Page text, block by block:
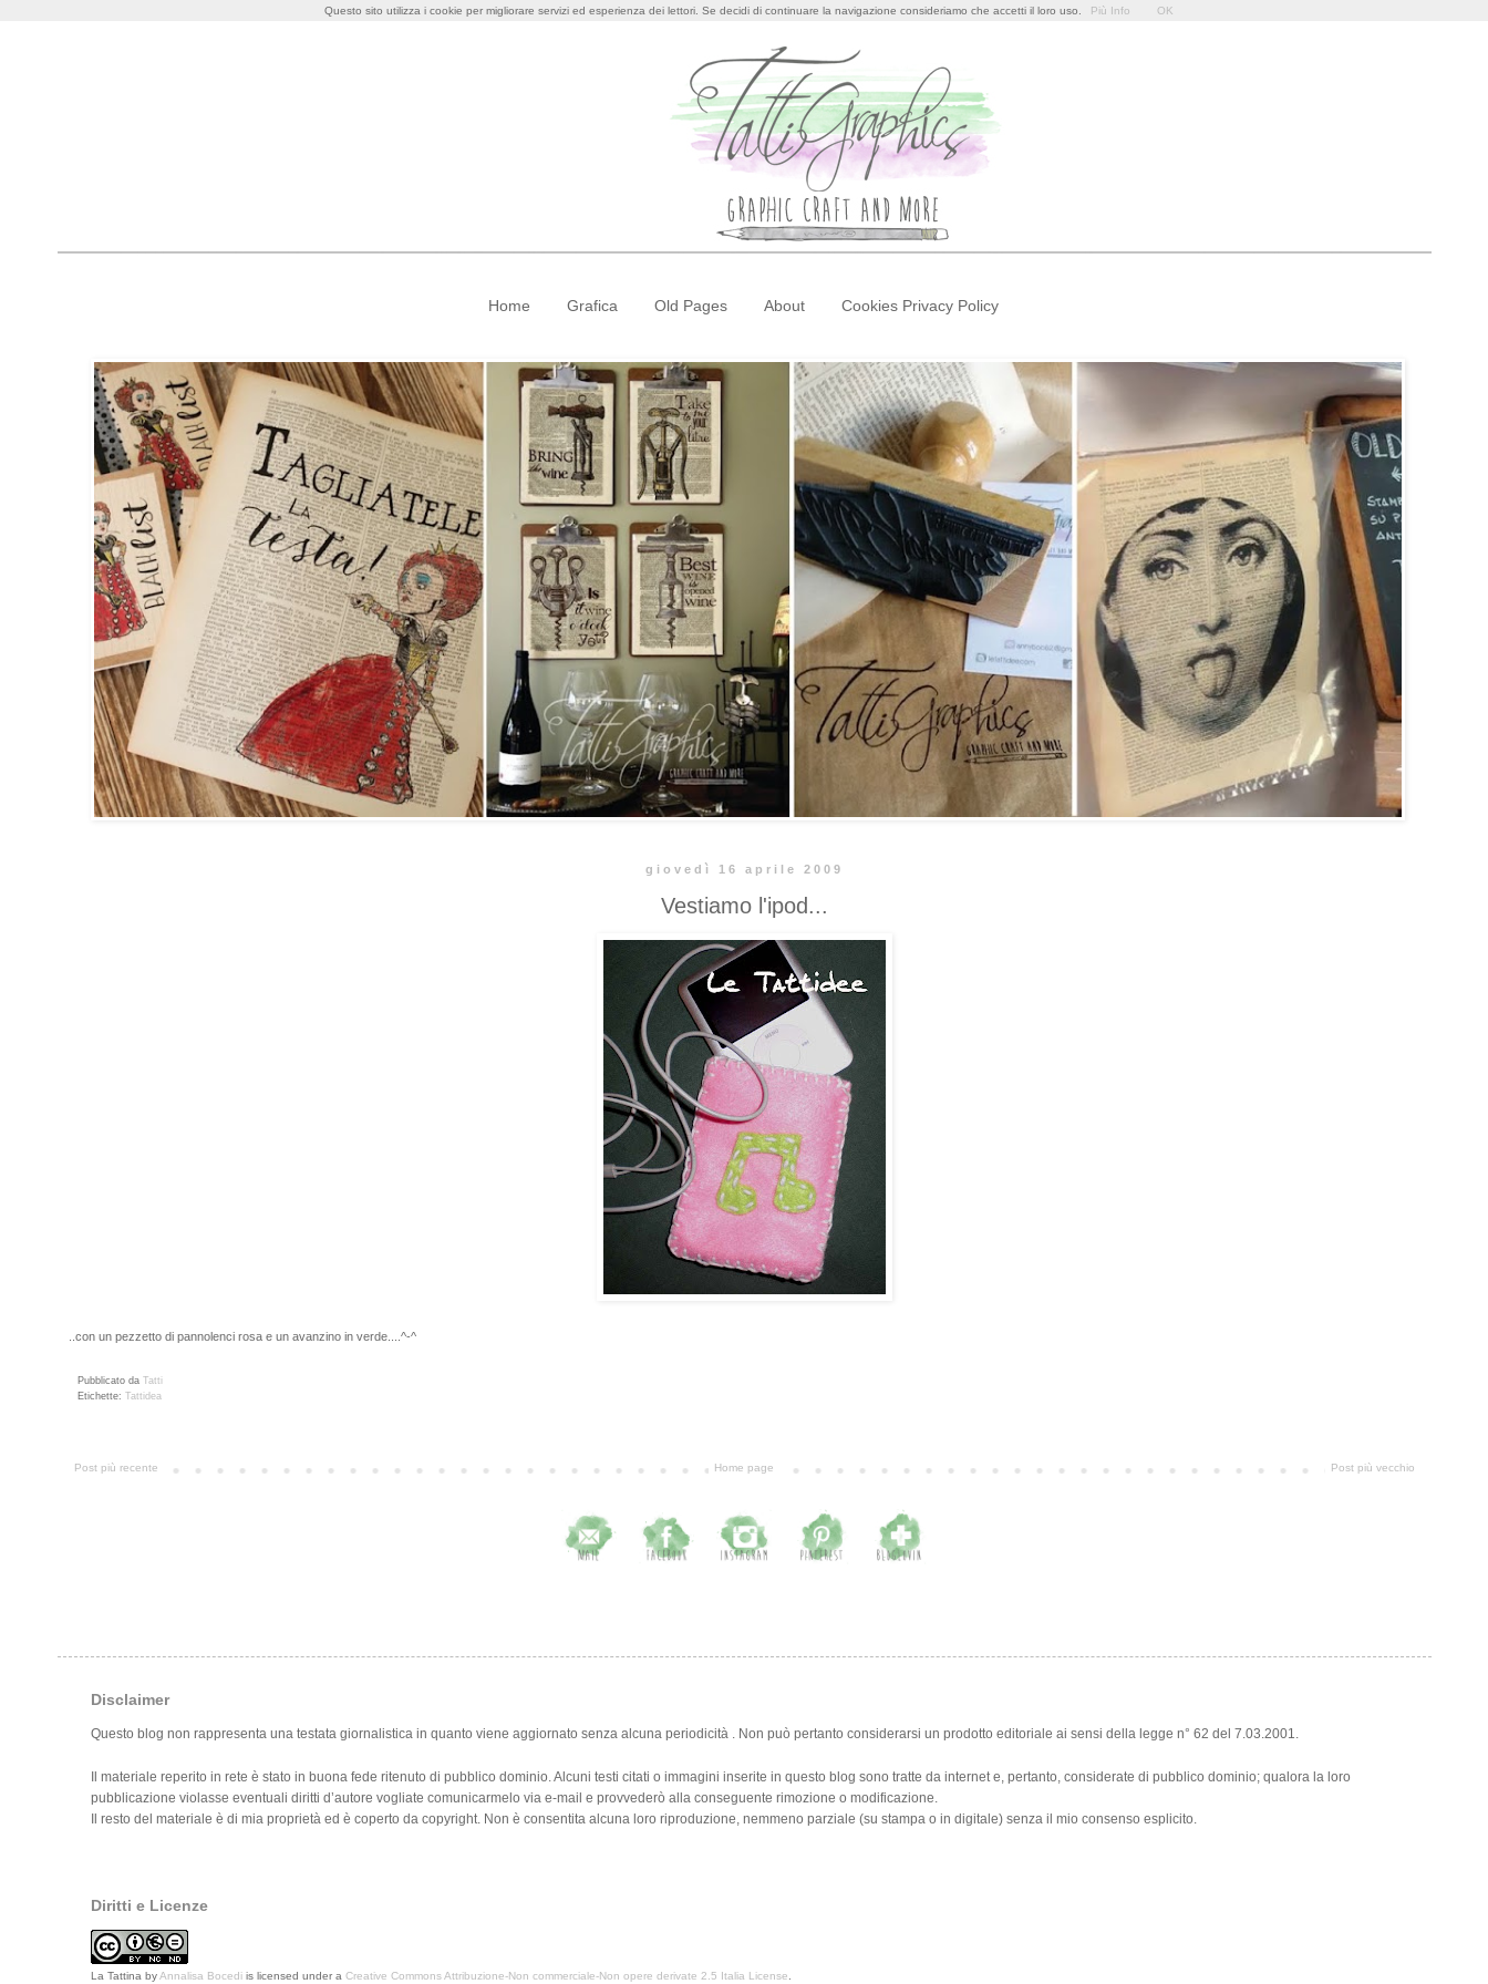
Home Grafica Old Pages About Cookies Privacy Policy
giovedì 16 aprile 2009
Vestiamo l'ipod...
..con un pezzetto di pannolenci rosa e un avanzino in verde....^-^
Pubblicato da Tatti
Etichette: Tattidea
Post più recente Post più vecchio
Home page
Disclaimer
Questo blog non rappresenta una testata giornalistica in quanto viene aggiornato senza alcuna periodicità . Non può pertanto considerarsi un prodotto editoriale ai sensi della legge n° 62 del 7.03.2001.
Il materiale reperito in rete è stato in buona fede ritenuto di pubblico dominio. Alcuni testi citati o immagini inserite in questo blog sono tratte da internet e, pertanto, considerate di pubblico dominio; qualora la loro
pubblicazione violasse eventuali diritti d’autore vogliate comunicarmelo via e-mail e provvederò alla conseguente rimozione o modificazione.
Il resto del materiale è di mia proprietà ed è coperto da copyright. Non è consentita alcuna loro riproduzione, nemmeno parziale (su stampa o in digitale) senza il mio consenso esplicito.
Diritti e Licenze
La TattinabyAnnalisa Bocediis licensed under a Creative Commons Attribuzione-Non commerciale-Non opere derivate 2.5 Italia License.
Questo sito utilizza i cookie per migliorare servizi ed esperienza dei lettori. Se decidi di continuare la navigazione consideriamo che accetti il loro uso. Più Info OK